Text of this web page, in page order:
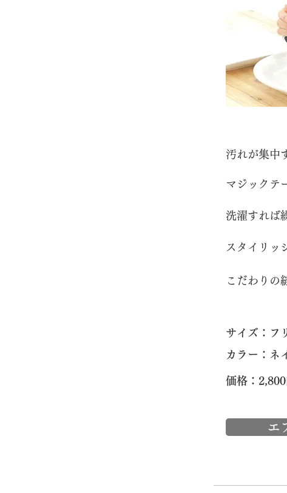
汚れが集中
マジックテ
洗濯すれば
スタイリッ
こだわりの
サイズ：フ
カラー：ネ
価格：2,800
エ